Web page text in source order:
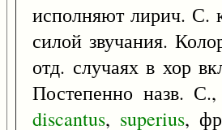
исполняют лирич. С.
силой звучания.
отд. случаях в хор
Постепенно назв.
discantus, superius,